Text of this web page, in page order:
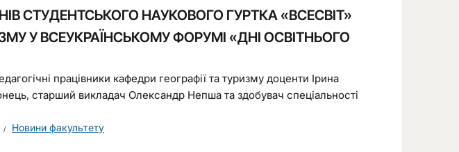
СТУДЕНТСЬКОГО НАУКОВОГО ГУРТКА «ВСЕСВІТ»
У ВСЕУКРАЇНСЬКОМУ ФОРУМІ «ДНІ ОСВІТНЬОГО
працівники кафедри географії та туризму доценти Ірина
старший викладач Олександр Непша та здобувач спеціальності
Новини факультету